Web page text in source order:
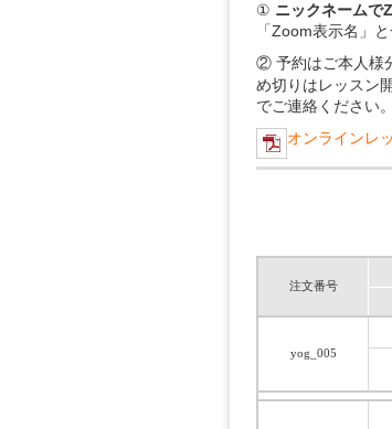
① ニックネームで
「Zoom表示名」
② 予約はご本人様
め切りはレッスン
でご連絡ください
オンラインレ
注文番号
yog_005